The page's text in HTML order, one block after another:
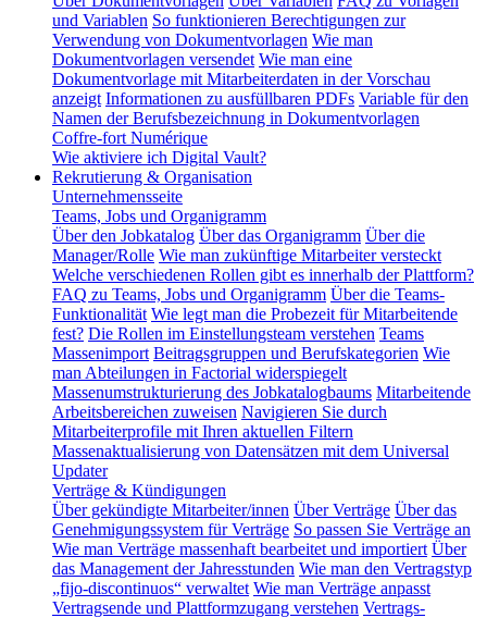
und Variablen So funktionieren Berechtigungen zur
Verwendung von Dokumentvorlagen Wie man
Dokumentvorlagen versendet Wie man eine
Dokumentvorlage mit Mitarbeiterdaten in der Vorschau
anzeigt Informationen zu ausfüllbaren PDFs Variable für den
Namen der Berufsbezeichnung in Dokumentvorlagen
Coffre-fort Numérique
Wie aktiviere ich Digital Vault?
Rekrutierung & Organisation
Unternehmensseite
Teams, Jobs und Organigramm
Über den Jobkatalog Über das Organigramm Über die
Manager/Rolle Wie man zukünftige Mitarbeiter versteckt
Welche verschiedenen Rollen gibt es innerhalb der Plattform?
FAQ zu Teams, Jobs und Organigramm Über die Teams-
Funktionalität Wie legt man die Probezeit für Mitarbeitende
fest? Die Rollen im Einstellungsteam verstehen Teams
Massenimport Beitragsgruppen und Berufskategorien Wie
man Abteilungen in Factorial widerspiegelt
Massenumstrukturierung des Jobkatalogbaums Mitarbeitende
Arbeitsbereichen zuweisen Navigieren Sie durch
Mitarbeiterprofile mit Ihren aktuellen Filtern
Massenaktualisierung von Datensätzen mit dem Universal
Updater
Verträge & Kündigungen
Über gekündigte Mitarbeiter/innen Über Verträge Über das
Genehmigungssystem für Verträge So passen Sie Verträge an
Wie man Verträge massenhaft bearbeitet und importiert Über
das Management der Jahresstunden Wie man den Vertragstyp
„fijo-discontinuos“ verwaltet Wie man Verträge anpasst
Vertragsende und Plattformzugang verstehen Vertrags-